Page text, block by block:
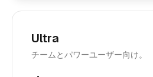
Ultra
チームとパワーユーザー向け。